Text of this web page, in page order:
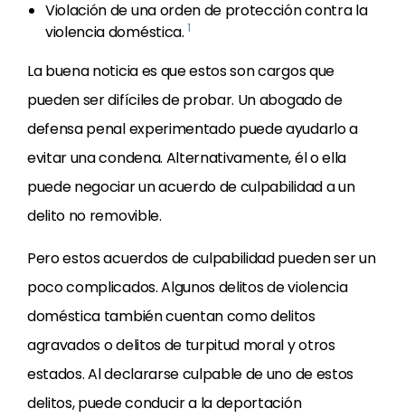
Violación de una orden de protección contra la
violencia doméstica. 1
La buena noticia es que estos son cargos que
pueden ser difíciles de probar. Un abogado de
defensa penal experimentado puede ayudarlo a
evitar una condena. Alternativamente, él o ella
puede negociar un acuerdo de culpabilidad a un
delito no removible.
Pero estos acuerdos de culpabilidad pueden ser un
poco complicados. Algunos delitos de violencia
doméstica también cuentan como delitos
agravados o delitos de turpitud moral y otros
estados. Al declararse culpable de uno de estos
delitos, puede conducir a la deportación